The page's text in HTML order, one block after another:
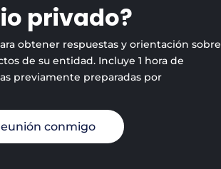
privado?
obtener respuestas y orientación sobre
de su entidad. Incluye 1 hora de
previamente preparadas por
conmigo